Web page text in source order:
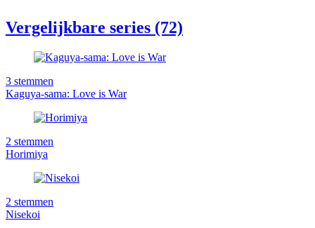
Vergelijkbare series (72)
3 stemmen
Kaguya-sama: Love is War
2 stemmen
Horimiya
2 stemmen
Nisekoi